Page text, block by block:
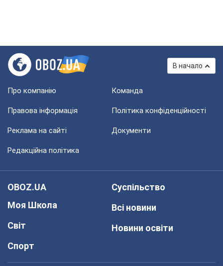
В начало
Про компанію Команда
Правова інформація Політика конфіденційності
Реклама на сайті Документи
Редакційна політика
OBOZ.UA
Моя Школа
Світ
Спорт
Суспільство
Всі новини
Новини освіти